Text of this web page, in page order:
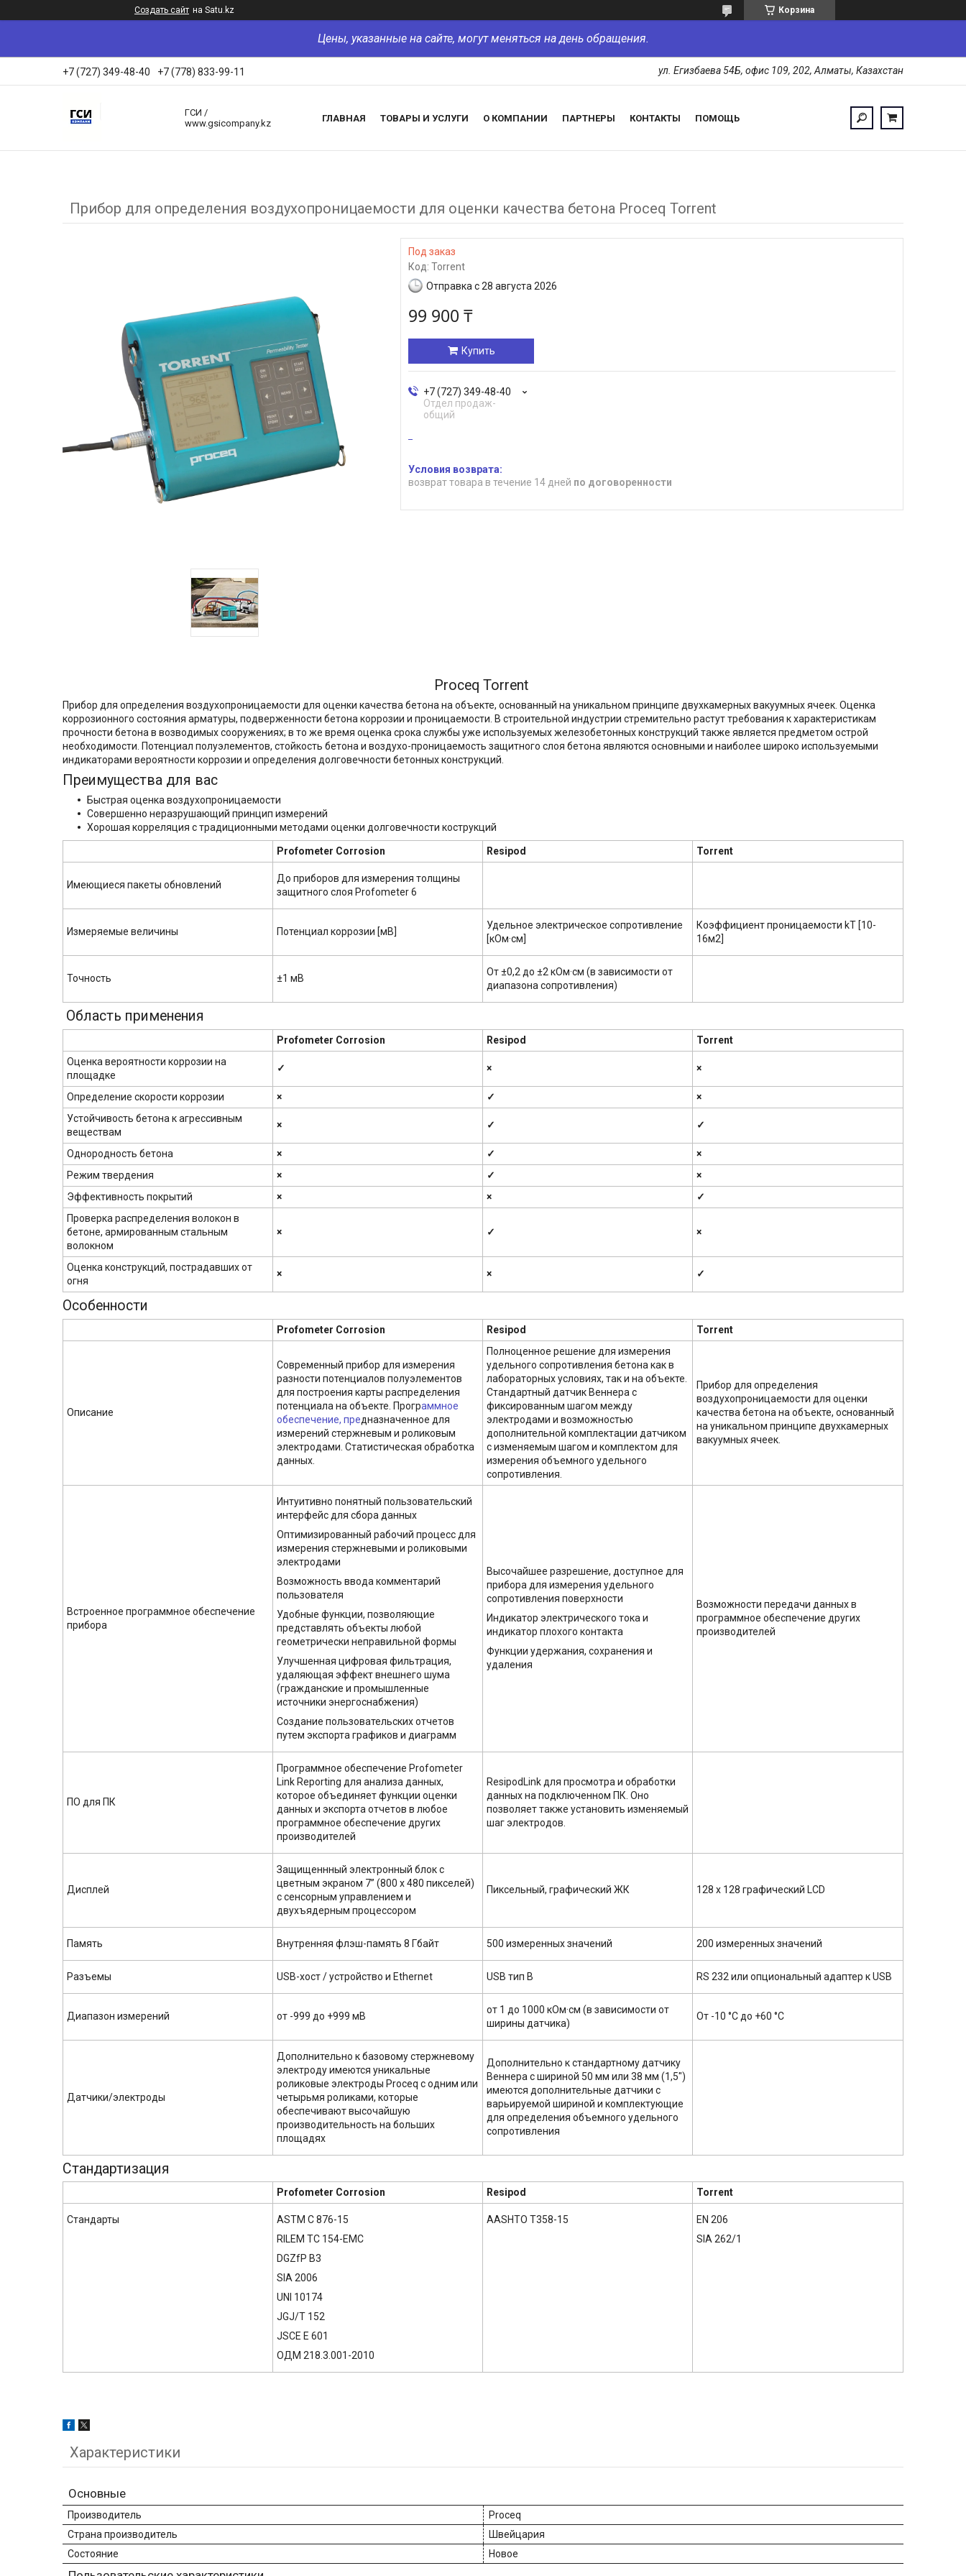
Создать сайт на Satu.kz Корзина
Цены, указанные на сайте, могут меняться на день обращения.
+7 (727) 349-48-40 +7 (778) 833-99-11 ул. Егизбаева 54Б, офис 109, 202, Алматы, Казахстан
ГСИ /
www.gsicompany.kz
ГЛАВНАЯ ТОВАРЫ И УСЛУГИ О КОМПАНИИ ПАРТНЕРЫ КОНТАКТЫ ПОМОЩЬ
Прибор для определения воздухопроницаемости для оценки качества бетона Proceq Torrent
Под заказ
Код: Torrent
Отправка с 28 августа 2026
99 900 ₸
Купить
+7 (727) 349-48-40
Отдел продаж-
общий
возврат товара в течение 14 дней по договоренности
Proceq Torrent
Прибор для определения воздухопроницаемости для оценки качества бетона на объекте, основанный на уникальном принципе двухкамерных вакуумных ячеек. Оценка
коррозионного состояния арматуры, подверженности бетона коррозии и проницаемости. В строительной индустрии стремительно растут требования к характеристикам
прочности бетона в возводимых сооружениях; в то же время оценка срока службы уже используемых железобетонных конструкций также является предметом острой
необходимости. Потенциал полуэлементов, стойкость бетона и воздухо-проницаемость защитного слоя бетона являются основными и наиболее широко используемыми
индикаторами вероятности коррозии и определения долговечности бетонных конструкций.
Преимущества для вас
Быстрая оценка воздухопроницаемости
Совершенно неразрушающий принцип измерений
Хорошая корреляция с традиционными методами оценки долговечности кострукций
Profometer Corrosion Resipod Torrent
Имеющиеся пакеты обновлений
До приборов для измерения толщины
защитного слоя Profometer 6
Измеряемые величины Потенциал коррозии [мВ]
Удельное электрическое сопротивление
[кОм·см]
Коэффициент проницаемости kT [10-
16м2]
Точность ±1 мВ
От ±0,2 до ±2 кОм·см (в зависимости от
диапазона сопротивления)
Область применения
Profometer Corrosion Resipod
Torrent
Оценка вероятности коррозии на
площадке
✓ × ×
Определение скорости коррозии × ✓
×
Устойчивость бетона к агрессивным
веществам
× ✓ ✓
Однородность бетона × ✓
×
Режим твердения
× ✓
×
Эффективность покрытий
× ×
✓
Проверка распределения волокон в
бетоне, армированным стальным
волокном
× ✓ ×
Оценка конструкций, пострадавших от
огня
× × ✓
Особенности
Profometer Corrosion Resipod Torrent
Описание
Современный прибор для измерения
разности потенциалов полуэлементов
для построения карты распределения
потенциала на объекте. Программное
обеспечение, предназначенное для
измерений стержневым и роликовым
электродами. Статистическая обработка
данных.
Полноценное решение для измерения
удельного сопротивления бетона как в
лабораторных условиях, так и на объекте.
Стандартный датчик Веннера с
фиксированным шагом между
электродами и возможностью
дополнительной комплектации датчиком
с изменяемым шагом и комплектом для
измерения объемного удельного
сопротивления.
Прибор для определения
воздухопроницаемости для оценки
качества бетона на объекте, основанный
на уникальном принципе двухкамерных
вакуумных ячеек.
Встроенное программное обеспечение
прибора
Интуитивно понятный пользовательский
интерфейс для сбора данных
Оптимизированный рабочий процесс для
измерения стержневыми и роликовыми
электродами
Возможность ввода комментарий
пользователя
Удобные функции, позволяющие
представлять объекты любой
геометрически неправильной формы
Улучшенная цифровая фильтрация,
удаляющая эффект внешнего шума
(гражданские и промышленные
источники энергоснабжения)
Создание пользовательских отчетов
путем экспорта графиков и диаграмм
Высочайшее разрешение, доступное для
прибора для измерения удельного
сопротивления поверхности
Индикатор электрического тока и
индикатор плохого контакта
Функции удержания, сохранения и
удаления
Возможности передачи данных в
программное обеспечение других
производителей
ПО для ПК
Программное обеспечение Profometer
Link Reporting для анализа данных,
которое объединяет функции оценки
данных и экспорта отчетов в любое
программное обеспечение других
производителей
ResipodLink для просмотра и обработки
данных на подключенном ПК. Оно
позволяет также установить изменяемый
шаг электродов.
Дисплей
Защищеннный электронный блок с
цветным экраном 7” (800 x 480 пикселей)
с сенсорным управлением и
двухъядерным процессором
Пиксельный, графический ЖК 128 x 128 графический LCD
Память Внутренняя флэш-память 8 Гбайт 500 измеренных значений 200 измеренных значений
Разъемы USB-хост / устройство и Ethernet USB тип B RS 232 или опциональный адаптер к USB
Диапазон измерений от -999 до +999 мВ
от 1 до 1000 кОм·см (в зависимости от
ширины датчика)
От -10 °C до +60 °C
Датчики/электроды
Дополнительно к базовому стержневому
электроду имеются уникальные
роликовые электроды Proceq с одним или
четырьмя роликами, которые
обеспечивают высочайшую
производительность на больших
площадях
Дополнительно к стандартному датчику
Веннера с шириной 50 мм или 38 мм (1,5")
имеются дополнительные датчики с
варьируемой шириной и комплектующие
для определения объемного удельного
сопротивления
Стандартизация
Profometer Corrosion Resipod Torrent
Стандарты
ASTM C 876-15
RILEM TC 154-EMC
DGZfP B3
SIA 2006
UNI 10174
JGJ/T 152
JSCE E 601
ОДМ 218.3.001-2010
AASHTO T358-15
EN 206
SIA 262/1
Характеристики
Основные
Производитель
Proceq
Страна производитель
Швейцария
Состояние
Новое